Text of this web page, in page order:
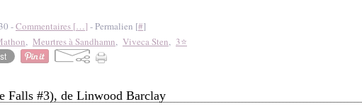
-Commentaires […] - Permalien [#]
, Meurtres à Sandhamn, Viveca Sten, 3⭐
Falls #3), de Linwood Barclay